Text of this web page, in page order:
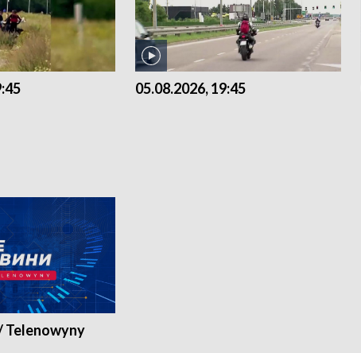
05.08.2026, 19:45
Telenowyny